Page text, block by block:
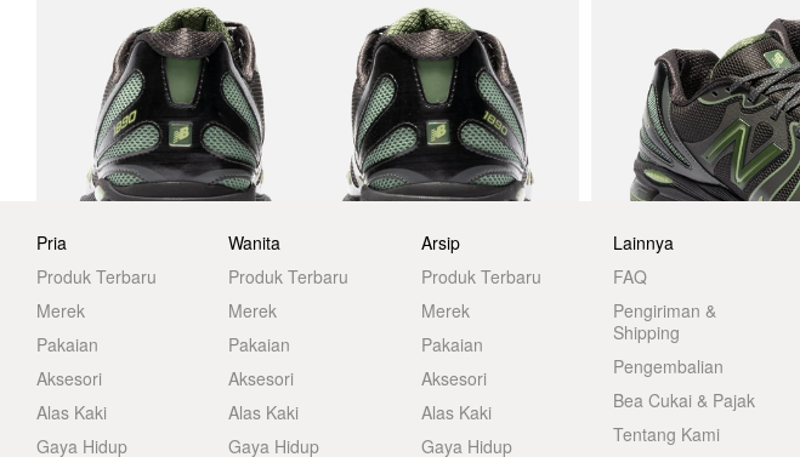
Pria
Produk Terbaru
Merek
Pakaian
Aksesori
Alas Kaki
Gaya Hidup
Wanita
Produk Terbaru
Merek
Pakaian
Aksesori
Alas Kaki
Gaya Hidup
Arsip
Produk Terbaru
Merek
Pakaian
Aksesori
Alas Kaki
Gaya Hidup
Lainnya
FAQ
Pengiriman &
Shipping
Pengembalian
Bea Cukai & Pajak
Tentang Kami